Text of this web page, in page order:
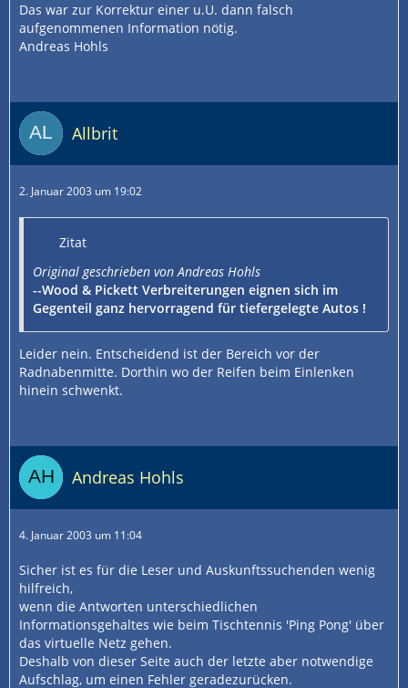
Das war zur Korrektur einer u.U. dann falsch
aufgenommenen Information nötig.
Andreas Hohls
Allbrit
2. Januar 2003 um 19:02
Zitat
Original geschrieben von Andreas Hohls
--Wood & Pickett Verbreiterungen eignen sich im
Gegenteil ganz hervorragend für tiefergelegte Autos !
Leider nein. Entscheidend ist der Bereich vor der
Radnabenmitte. Dorthin wo der Reifen beim Einlenken
hinein schwenkt.
Andreas Hohls
4. Januar 2003 um 11:04
Sicher ist es für die Leser und Auskunftssuchenden wenig
hilfreich,
wenn die Antworten unterschiedlichen
Informationsgehaltes wie beim Tischtennis 'Ping Pong' über
das virtuelle Netz gehen.
Deshalb von dieser Seite auch der letzte aber notwendige
Aufschlag, um einen Fehler geradezurücken.